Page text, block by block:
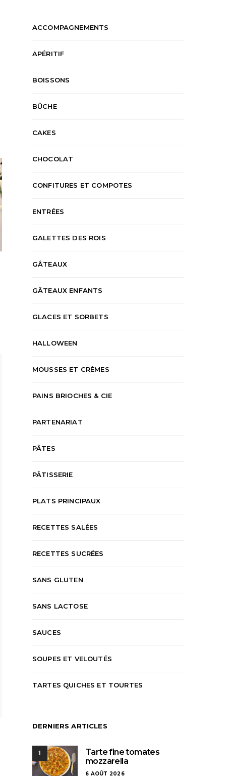
Cake à la ratatouille et au
KAREN 2 AOÛT 2026
ACCOMPAGNEMENTS
APÉRITIF
BOISSONS
BÛCHE
CAKES
CHOCOLAT
CONFITURES ET COMPOTES
ENTRÉES
GALETTES DES ROIS
GÂTEAUX
GÂTEAUX ENFANTS
GLACES ET SORBETS
HALLOWEEN
MOUSSES ET CRÈMES
PAINS BRIOCHES & CIE
PARTENARIAT
PÂTES
PÂTISSERIE
PLATS PRINCIPAUX
RECETTES SALÉES
RECETTES SUCRÉES
SANS GLUTEN
SANS LACTOSE
SAUCES
SOUPES ET VELOUTÉS
TARTES QUICHES ET TOURTES
DERNIERS ARTICLES
1
Tarte fine tomates
mozzarella
6 AOÛT 2026